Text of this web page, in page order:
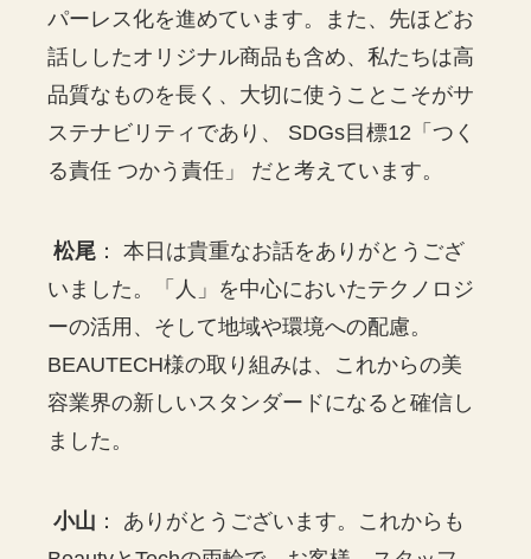
パーレス化を進めています。また、先ほどお
話ししたオリジナル商品も含め、私たちは高
品質なものを長く、大切に使うことこそがサ
ステナビリティであり、 SDGs目標12「つく
る責任 つかう責任」 だと考えています。
松尾 ： 本日は貴重なお話をありがとうござ
いました。「人」を中心においたテクノロジ
ーの活用、そして地域や環境への配慮。
BEAUTECH様の取り組みは、これからの美
容業界の新しいスタンダードになると確信し
ました。
小山 ： ありがとうございます。これからも